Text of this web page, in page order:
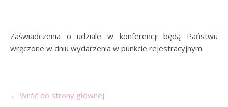
Zaświadczenia o udziale w konferencji będą Państwu
wręczone w dniu wydarzenia w punkcie rejestracyjnym.
← Wróć do strony głównej